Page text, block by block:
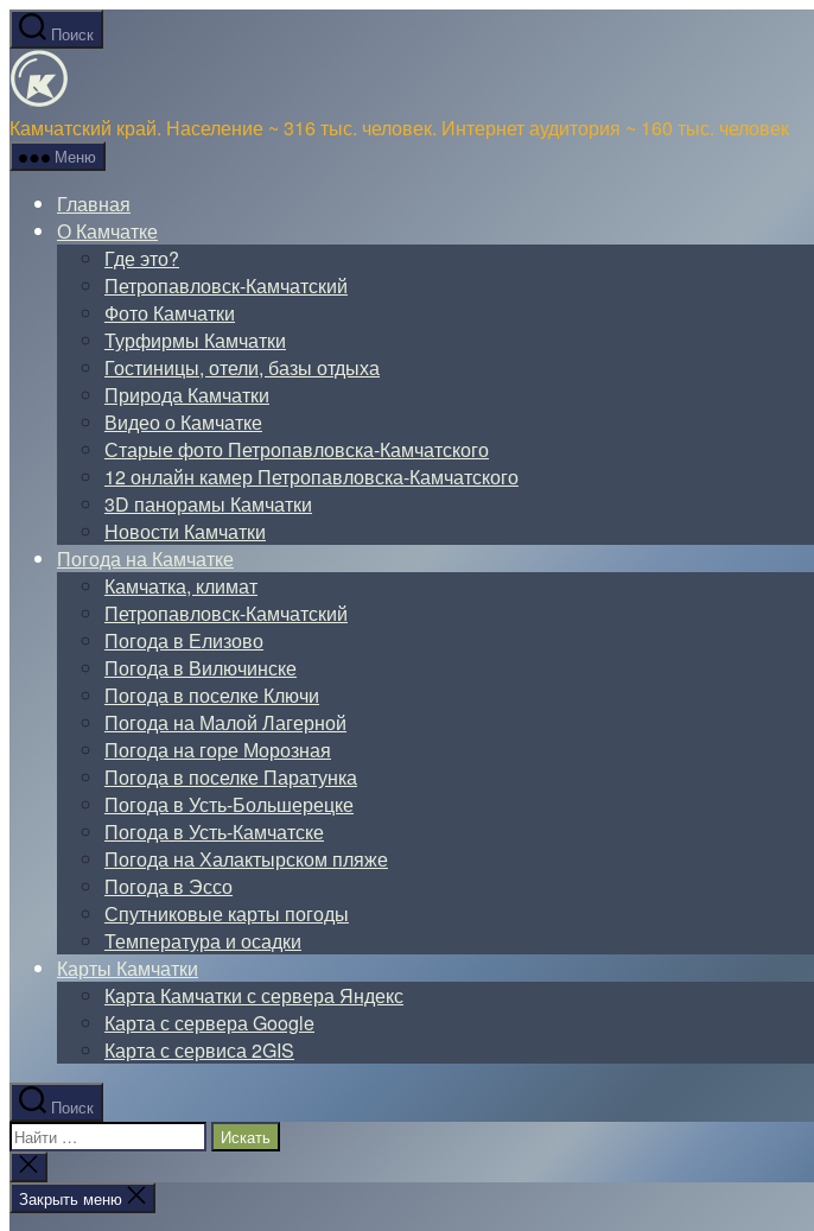
Перейти
к
содержимому
Поиск
Камчатский край. Население ~ 316 тыс. человек. Интернет аудитория ~ 160 тыс. человек
Меню
Главная
О Камчатке
Где это?
Петропавловск-Камчатский
Фото Камчатки
Турфирмы Камчатки
Гостиницы, отели, базы отдыха
Природа Камчатки
Видео о Камчатке
Старые фото Петропавловска-Камчатского
12 онлайн камер Петропавловска-Камчатского
3D панорамы Камчатки
Новости Камчатки
Погода на Камчатке
Камчатка, климат
Петропавловск-Камчатский
Погода в Елизово
Погода в Вилючинске
Погода в поселке Ключи
Погода на Малой Лагерной
Погода на горе Морозная
Погода в поселке Паратунка
Погода в Усть-Большерецке
Погода в Усть-Камчатске
Погода на Халактырском пляже
Погода в Эссо
Спутниковые карты погоды
Температура и осадки
Карты Камчатки
Карта Камчатки с сервера Яндекс
Карта с сервера Google
Карта с сервиса 2GIS
Поиск
Поиск:
Закрыть
поиск
Закрыть меню